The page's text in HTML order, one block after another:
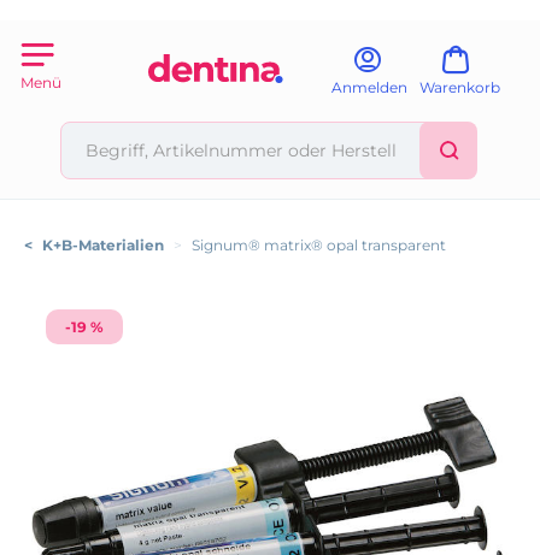
Menü Anmelden Warenkorb
< K+B-Materialien > Signum® matrix® opal transparent
-19 %